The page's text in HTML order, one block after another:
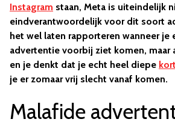
Instagram staan, Meta is uiteindelijk
eindverantwoordelijk voor dit soort
het wel laten rapporteren wanneer je
advertentie voorbij ziet komen, maar
en je denkt dat je echt heel diepe
je er zomaar vrij slecht vanaf komen.
Malafide